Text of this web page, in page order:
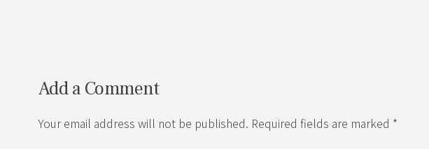
Add a Comment
Your email address will not be published. Required fields are marked *